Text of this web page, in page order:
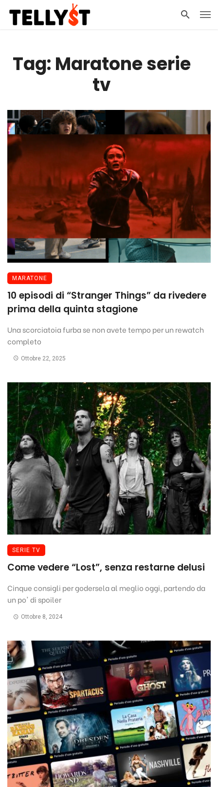
Tag: Maratone serie
tv
MARATONE
10 episodi di “Stranger Things” da rivedere
prima della quinta stagione
Una scorciatoia furba se non avete tempo per un rewatch
completo
Ottobre 22, 2025
SERIE TV
Come vedere “Lost”, senza restarne delusi
Cinque consigli per godersela al meglio oggi, partendo da
un po' di spoiler
Ottobre 8, 2024